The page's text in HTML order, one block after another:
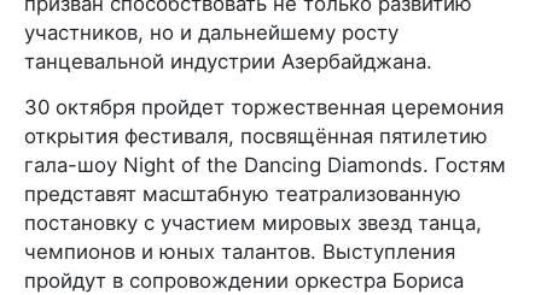
участников, но и дальнейшему росту
танцевальной индустрии Азербайджана.
30 октября пройдет торжественная церемония
открытия фестиваля, посвящённая пятилетию
гала-шоу Night of the Dancing Diamonds. Гостям
представят масштабную театрализованную
постановку с участием мировых звезд танца,
чемпионов и юных талантов. Выступления
пройдут в сопровождении оркестра Бориса